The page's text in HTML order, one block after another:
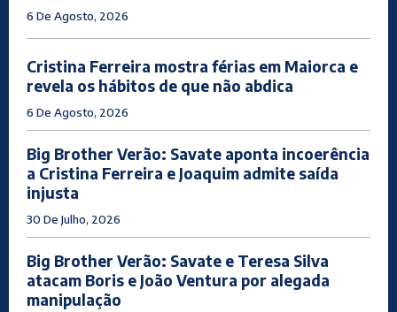
6 De Agosto, 2026
Cristina Ferreira mostra férias em Maiorca e
revela os hábitos de que não abdica
6 De Agosto, 2026
Big Brother Verão: Savate aponta incoerência
a Cristina Ferreira e Joaquim admite saída
injusta
30 De Julho, 2026
Big Brother Verão: Savate e Teresa Silva
atacam Boris e João Ventura por alegada
manipulação